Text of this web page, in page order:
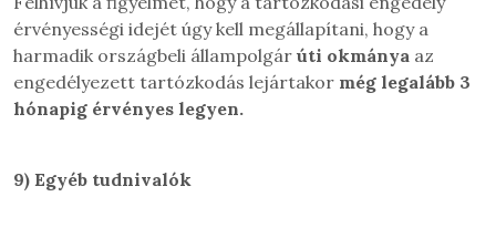
érvényességi idejét úgy kell megállapítani, hogy a
harmadik országbeli állampolgár úti okmánya az
engedélyezett tartózkodás lejártakor még legalább 3
hónapig érvényes legyen.
9) Egyéb tudnivalók